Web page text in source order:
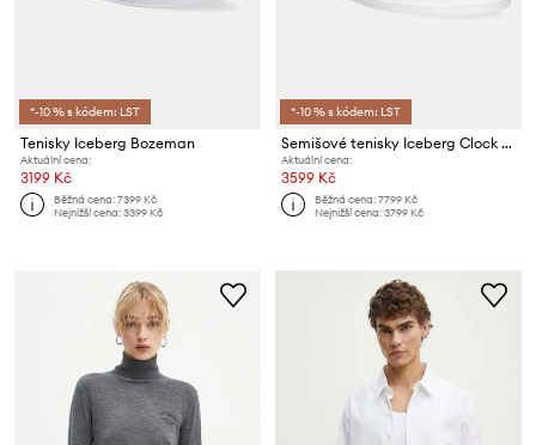
*-10 % s kódem: LST
Tenisky Iceberg Bozeman
Aktuální cena:
3199 Kč
Běžná cena:7399 Kč
Nejnižší cena:3399 Kč
*-10 % s kódem: LST
Semišové tenisky Iceberg Clock V2
Aktuální cena:
3599 Kč
Běžná cena:7799 Kč
Nejnižší cena:3799 Kč